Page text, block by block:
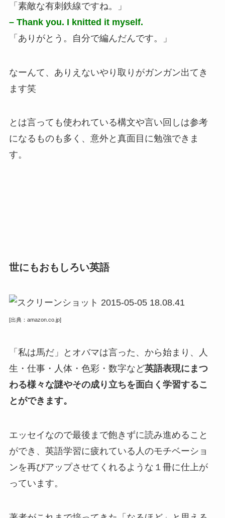
「素敵な有刺鉄線ですね。」
– Thank you. I knitted it myself.
「ありがとう。自分で編んだんです。」
なーんて、ありえないやり取りがガンガン出てき
ます笑
とは言っても使われている構文や言い回しは参考
になるものも多く、意外と真面目に勉強できま
す。
世にもおもしろい英語
[出典：amazon.co.jp]
「私は馬だ」とオバマは言った、から始まり、人
生・仕事・人体・色彩・数字など英語表現にまつ
わる様々な謎やその成り立ちを面白く学習するこ
とができます。
エッセイなので最後まで飽きずに読み進めること
ができ、英語学習に疲れている人のモチベーショ
ンを再びアップさせてくれるような１冊に仕上が
っています。